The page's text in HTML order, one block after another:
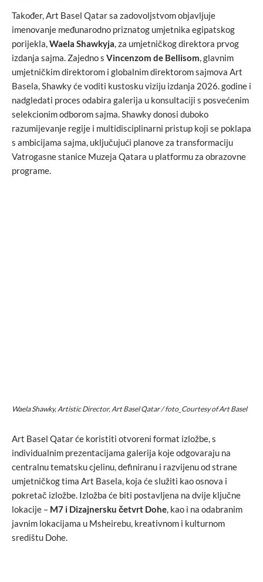
Također, Art Basel Qatar sa zadovoljstvom objavljuje
imenovanje međunarodno priznatog umjetnika egipatskog
porijekla,Waela Shawkyja, za umjetničkog direktora prvog
izdanja sajma. Zajedno s Vincenzom de Bellisom, glavnim
umjetničkim direktorom i globalnim direktorom sajmova Art
Basela, Shawky će voditi kustosku viziju izdanja 2026. godine i
nadgledati proces odabira galerija u konsultaciji s posvećenim
selekcionim odborom sajma. Shawky donosi duboko
razumijevanje regije i multidisciplinarni pristup koji se poklapa
s ambicijama sajma, uključujući planove za transformaciju
Vatrogasne stanice Muzeja Qatara u platformu za obrazovne
programe.
Waela Shawky, Artistic Director, Art Basel Qatar / foto_Courtesy of Art Basel
Art Basel Qatar će koristiti otvoreni format izložbe, s
individualnim prezentacijama galerija koje odgovaraju na
centralnu tematsku cjelinu, definiranu i razvijenu od strane
umjetničkog tima Art Basela, koja će služiti kao osnova i
pokretač izložbe. Izložba će biti postavljena na dvije ključne
lokacije – M7 i Dizajnersku četvrt Dohe, kao i na odabranim
javnim lokacijama u Msheirebu, kreativnom i kulturnom
središtu Dohe.